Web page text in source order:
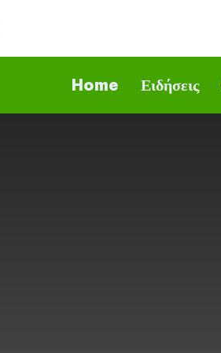
Home Ειδήσεις